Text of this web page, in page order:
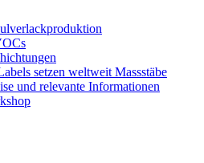
setzen weltweit Massstäbe
und relevante Informationen